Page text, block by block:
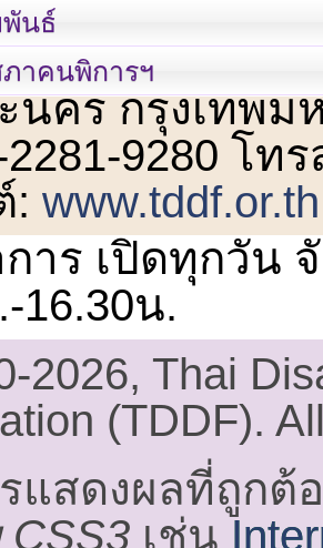
นธ์
าคนพิการฯ
ชั้น 2 ถนนวิ
นคร กรุงเทพม
9280 โท
:www.tddf.or.th
การ เปิดทุกวัน
16.30น.
2026, Thai
(TDDF).
แสดงผลที่ถูกต้
CSS3 เช่น